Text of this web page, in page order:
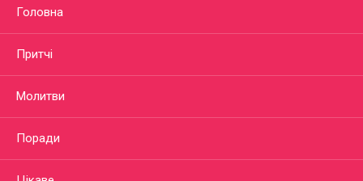
Головна
Притчі
Молитви
Поради